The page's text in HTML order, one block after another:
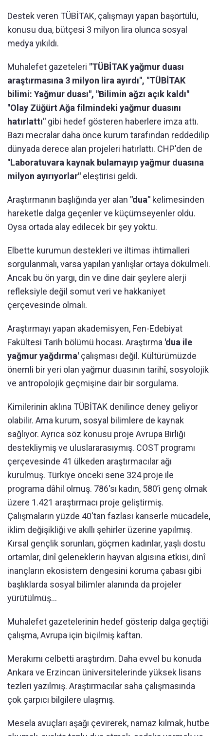
Destek veren TÜBİTAK, çalışmayı yapan başörtülü,
konusu dua, bütçesi 3 milyon lira olunca sosyal
medya yıkıldı.
Muhalefet gazeteleri "TÜBİTAK yağmur duası
araştırmasına 3 milyon lira ayırdı", "TÜBİTAK
bilimi: Yağmur duası", "Bilimin ağzı açık kaldı"
"Olay Züğürt Ağa filmindeki yağmur duasını
hatırlattı" gibi hedef gösteren haberlere imza attı.
Bazı mecralar daha önce kurum tarafından reddedilip
dünyada derece alan projeleri hatırlattı. CHP'den de
"Laboratuvara kaynak bulamayıp yağmur duasına
milyon ayırıyorlar" eleştirisi geldi.
Araştırmanın başlığında yer alan "dua" kelimesinden
hareketle dalga geçenler ve küçümseyenler oldu.
Oysa ortada alay edilecek bir şey yoktu.
Elbette kurumun destekleri ve iltimas ihtimalleri
sorgulanmalı, varsa yapılan yanlışlar ortaya dökülmeli.
Ancak bu ön yargı, din ve dine dair şeylere alerji
refleksiyle değil somut veri ve hakkaniyet
çerçevesinde olmalı.
Araştırmayı yapan akademisyen, Fen-Edebiyat
Fakültesi Tarih bölümü hocası. Araştırma 'dua ile
yağmur yağdırma' çalışması değil. Kültürümüzde
önemli bir yeri olan yağmur duasının tarihî, sosyolojik
ve antropolojik geçmişine dair bir sorgulama.
Kimilerinin aklına TÜBİTAK denilince deney geliyor
olabilir. Ama kurum, sosyal bilimlere de kaynak
sağlıyor. Ayrıca söz konusu proje Avrupa Birliği
destekliymiş ve uluslararasıymış. COST programı
çerçevesinde 41 ülkeden araştırmacılar ağı
kurulmuş. Türkiye önceki sene 324 proje ile
programa dâhil olmuş. 786'sı kadın, 580’i genç olmak
üzere 1.421 araştırmacı proje geliştirmiş.
Çalışmaların yüzde 40'tan fazlası kanserle mücadele,
iklim değişikliği ve akıllı şehirler üzerine yapılmış.
Kırsal gençlik sorunları, göçmen kadınlar, yaşlı dostu
ortamlar, dinî geleneklerin hayvan algısına etkisi, dinî
inançların ekosistem dengesini koruma çabası gibi
başlıklarda sosyal bilimler alanında da projeler
yürütülmüş...
Muhalefet gazetelerinin hedef gösterip dalga geçtiği
çalışma, Avrupa için biçilmiş kaftan.
Merakımı celbetti araştırdım. Daha evvel bu konuda
Ankara ve Erzincan üniversitelerinde yüksek lisans
tezleri yazılmış. Araştırmacılar saha çalışmasında
çok çarpıcı bilgilere ulaşmış.
Mesela avuçları aşağı çevirerek, namaz kılmak, hutbe